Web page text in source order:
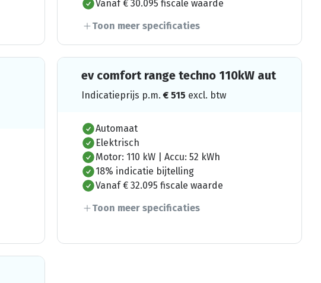
Vanaf € 30.095 fiscale waarde
Toon meer specificaties
ev comfort range techno 110kW aut
Indicatieprijs p.m.€ 515 excl. btw
Automaat
Elektrisch
Motor: 110 kW | Accu: 52 kWh
18% indicatie bijtelling
Vanaf € 32.095 fiscale waarde
Toon meer specificaties